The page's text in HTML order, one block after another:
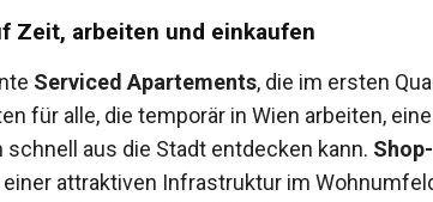
Zeit, arbeiten und einkaufen
Serviced Apartements, die im ersten
für alle, die temporär in Wien arbeiten,
schnell aus die Stadt entdecken kann.
einer attraktiven Infrastruktur im